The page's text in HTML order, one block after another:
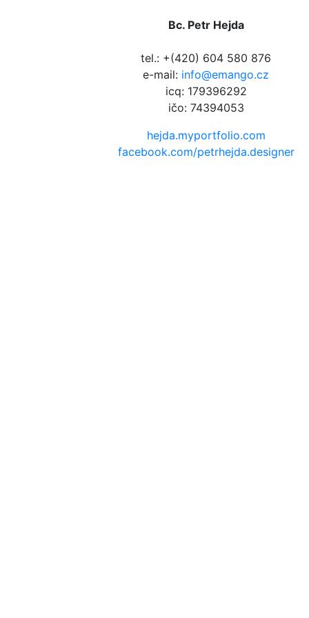
Bc. Petr Hejda
tel.: +(420) 604 580 876
e-mail: info@emango.cz
icq: 179396292
ičo: 74394053
hejda.myportfolio.com
facebook.com/petrhejda.designer